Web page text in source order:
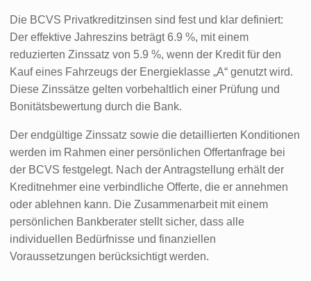
Die BCVS Privatkreditzinsen sind fest und klar definiert:
Der effektive Jahreszins beträgt 6.9 %, mit einem
reduzierten Zinssatz von 5.9 %, wenn der Kredit für den
Kauf eines Fahrzeugs der Energieklasse „A“ genutzt wird.
Diese Zinssätze gelten vorbehaltlich einer Prüfung und
Bonitätsbewertung durch die Bank.
Der endgültige Zinssatz sowie die detaillierten Konditionen
werden im Rahmen einer persönlichen Offertanfrage bei
der BCVS festgelegt. Nach der Antragstellung erhält der
Kreditnehmer eine verbindliche Offerte, die er annehmen
oder ablehnen kann. Die Zusammenarbeit mit einem
persönlichen Bankberater stellt sicher, dass alle
individuellen Bedürfnisse und finanziellen
Voraussetzungen berücksichtigt werden.